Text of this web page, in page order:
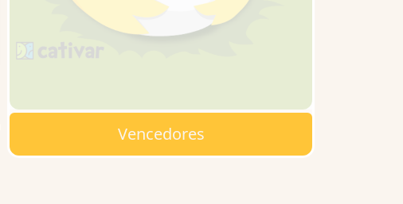
Vencedores